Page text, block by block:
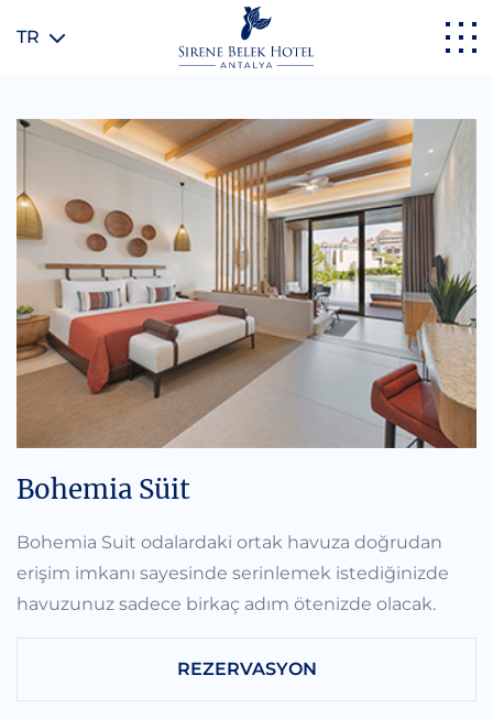
TR
Bohemia Süit
Bohemia Suit odalardaki ortak havuza doğrudan
erişim imkanı sayesinde serinlemek istediğinizde
havuzunuz sadece birkaç adım ötenizde olacak.
REZERVASYON